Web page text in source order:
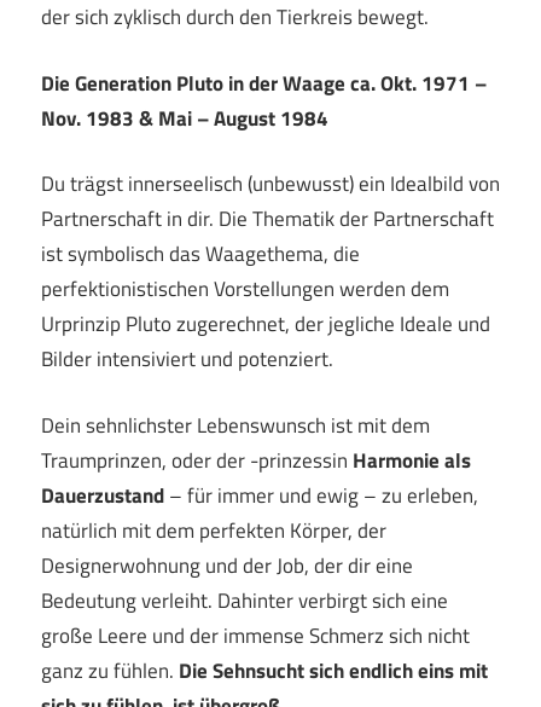
der sich zyklisch durch den Tierkreis bewegt.
Die Generation Pluto in der Waage ca.Okt. 1971 –
Nov. 1983 & Mai – August 1984
Du trägst innerseelisch (unbewusst) ein Idealbild von
Partnerschaft in dir. Die Thematik der Partnerschaft
ist symbolisch das Waagethema, die
perfektionistischen Vorstellungen werden dem
Urprinzip Pluto zugerechnet, der jegliche Ideale und
Bilder intensiviert und potenziert.
Dein sehnlichster Lebenswunsch ist mit dem
Traumprinzen, oder der -prinzessin Harmonieals
Dauerzustand– für immer und ewig – zu erleben,
natürlich mit dem perfekten Körper, der
Designerwohnung und der Job, der dir eine
Bedeutung verleiht. Dahinter verbirgt sich eine
große Leere und der immense Schmerz sich nicht
ganz zu fühlen. Die Sehnsucht sich endlich eins mit